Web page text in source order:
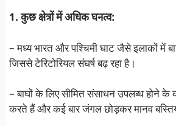
1. कुछ क्षेत्रों में अधिक घनत्व:
– मध्य भारत और पश्चिमी घाट जैसे इलाकों में
जिससे टेरिटोरियल संघर्ष बढ़ रहा है।
– बाघों के लिए सीमित संसाधन उपलब्ध होने
करते हैं और कई बार जंगल छोड़कर मानव